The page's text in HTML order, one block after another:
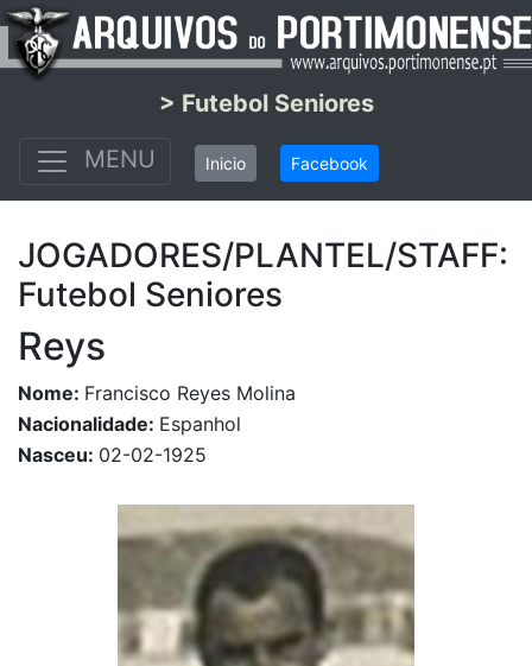
> Futebol Seniores
MENU
Inicio Facebook
JOGADORES/PLANTEL/STAFF:
Futebol Seniores
Reys
Nome: Francisco Reyes Molina
Nacionalidade: Espanhol
Nasceu: 02-02-1925